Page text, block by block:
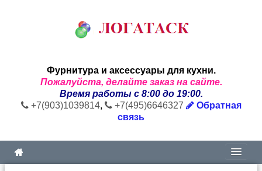
Фурнитура и аксессуары для кухни.
Пожалуйста, делайте заказ на сайте.
Время работы с 8:00 до 19:00.
+7(903)1039814, +7(495)6646327
Обратная
связь